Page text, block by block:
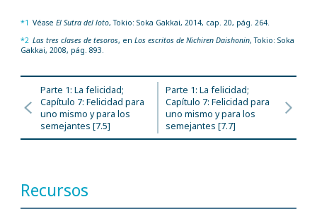
*1 Véase El Sutra del loto, Tokio: Soka Gakkai, 2014, cap. 20, pág. 264.
*2 Las tres clases de tesoros, en Los escritos de Nichiren Daishonin, Tokio: Soka
Gakkai, 2008, pág. 893.
Parte 1: La felicidad;
Capítulo 7: Felicidad para
uno mismo y para los
semejantes [7.5]
Parte 1: La felicidad;
Capítulo 7: Felicidad para
uno mismo y para los
semejantes [7.7]
Recursos